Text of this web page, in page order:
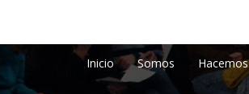
Inicio Somos Hacemos